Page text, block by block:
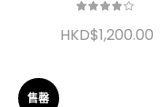
HKD$1,200.00
售罄